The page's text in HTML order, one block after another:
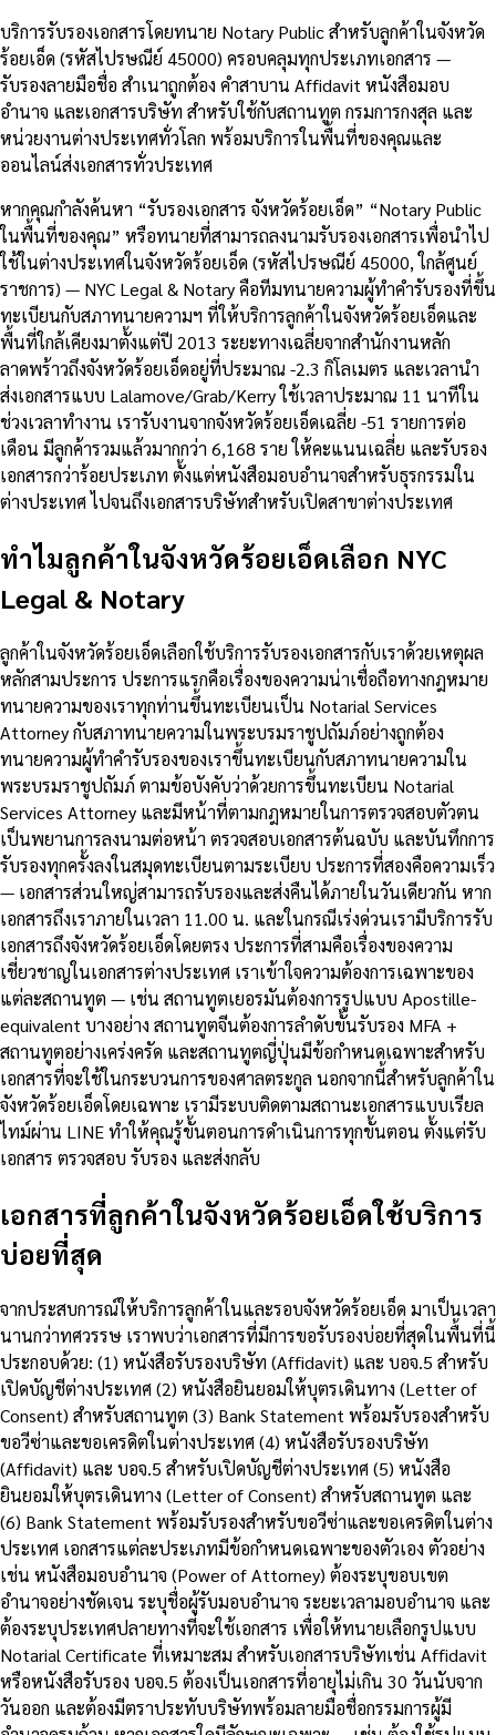
บริการรับรองเอกสารโดยทนาย Notary Public สำหรับลูกค้าในจังหวัด
ร้อยเอ็ด (รหัสไปรษณีย์ 45000) ครอบคลุมทุกประเภทเอกสาร —
รับรองลายมือชื่อ สำเนาถูกต้อง คำสาบาน Affidavit หนังสือมอบ
อำนาจ และเอกสารบริษัท สำหรับใช้กับสถานทูต กรมการกงสุล และ
หน่วยงานต่างประเทศทั่วโลก พร้อมบริการในพื้นที่ของคุณและ
ออนไลน์ส่งเอกสารทั่วประเทศ
หากคุณกำลังค้นหา “รับรองเอกสาร จังหวัดร้อยเอ็ด” “Notary Public
ในพื้นที่ของคุณ” หรือทนายที่สามารถลงนามรับรองเอกสารเพื่อนำไป
ใช้ในต่างประเทศในจังหวัดร้อยเอ็ด (รหัสไปรษณีย์ 45000, ใกล้ศูนย์
ราชการ) — NYC Legal & Notary คือทีมทนายความผู้ทำคำรับรองที่ขึ้น
ทะเบียนกับสภาทนายความฯ ที่ให้บริการลูกค้าในจังหวัดร้อยเอ็ดและ
พื้นที่ใกล้เคียงมาตั้งแต่ปี 2013 ระยะทางเฉลี่ยจากสำนักงานหลัก
ลาดพร้าวถึงจังหวัดร้อยเอ็ดอยู่ที่ประมาณ -2.3 กิโลเมตร และเวลานำ
ส่งเอกสารแบบ Lalamove/Grab/Kerry ใช้เวลาประมาณ 11 นาทีใน
ช่วงเวลาทำงาน เรารับงานจากจังหวัดร้อยเอ็ดเฉลี่ย -51 รายการต่อ
เดือน มีลูกค้ารวมแล้วมากกว่า 6,168 ราย ให้คะแนนเฉลี่ย และรับรอง
เอกสารกว่าร้อยประเภท ตั้งแต่หนังสือมอบอำนาจสำหรับธุรกรรมใน
ต่างประเทศ ไปจนถึงเอกสารบริษัทสำหรับเปิดสาขาต่างประเทศ
ทำไมลูกค้าในจังหวัดร้อยเอ็ดเลือก NYC
Legal & Notary
ลูกค้าในจังหวัดร้อยเอ็ดเลือกใช้บริการรับรองเอกสารกับเราด้วยเหตุผล
หลักสามประการ ประการแรกคือเรื่องของความน่าเชื่อถือทางกฎหมาย
ทนายความของเราทุกท่านขึ้นทะเบียนเป็น Notarial Services
Attorney กับสภาทนายความในพระบรมราชูปถัมภ์อย่างถูกต้อง
ทนายความผู้ทำคำรับรองของเราขึ้นทะเบียนกับสภาทนายความใน
พระบรมราชูปถัมภ์ ตามข้อบังคับว่าด้วยการขึ้นทะเบียน Notarial
Services Attorney และมีหน้าที่ตามกฎหมายในการตรวจสอบตัวตน
เป็นพยานการลงนามต่อหน้า ตรวจสอบเอกสารต้นฉบับ และบันทึกการ
รับรองทุกครั้งลงในสมุดทะเบียนตามระเบียบ ประการที่สองคือความเร็ว
— เอกสารส่วนใหญ่สามารถรับรองและส่งคืนได้ภายในวันเดียวกัน หาก
เอกสารถึงเราภายในเวลา 11.00 น. และในกรณีเร่งด่วนเรามีบริการรับ
เอกสารถึงจังหวัดร้อยเอ็ดโดยตรง ประการที่สามคือเรื่องของความ
เชี่ยวชาญในเอกสารต่างประเทศ เราเข้าใจความต้องการเฉพาะของ
แต่ละสถานทูต — เช่น สถานทูตเยอรมันต้องการรูปแบบ Apostille-
equivalent บางอย่าง สถานทูตจีนต้องการลำดับขั้นรับรอง MFA +
สถานทูตอย่างเคร่งครัด และสถานทูตญี่ปุ่นมีข้อกำหนดเฉพาะสำหรับ
เอกสารที่จะใช้ในกระบวนการของศาลตระกูล นอกจากนี้สำหรับลูกค้าใน
จังหวัดร้อยเอ็ดโดยเฉพาะ เรามีระบบติดตามสถานะเอกสารแบบเรียล
ไทม์ผ่าน LINE ทำให้คุณรู้ขั้นตอนการดำเนินการทุกขั้นตอน ตั้งแต่รับ
เอกสาร ตรวจสอบ รับรอง และส่งกลับ
เอกสารที่ลูกค้าในจังหวัดร้อยเอ็ดใช้บริการ
บ่อยที่สุด
จากประสบการณ์ให้บริการลูกค้าในและรอบจังหวัดร้อยเอ็ด มาเป็นเวลา
นานกว่าทศวรรษ เราพบว่าเอกสารที่มีการขอรับรองบ่อยที่สุดในพื้นที่นี้
ประกอบด้วย: (1) หนังสือรับรองบริษัท (Affidavit) และ บอจ.5 สำหรับ
เปิดบัญชีต่างประเทศ (2) หนังสือยินยอมให้บุตรเดินทาง (Letter of
Consent) สำหรับสถานทูต (3) Bank Statement พร้อมรับรองสำหรับ
ขอวีซ่าและขอเครดิตในต่างประเทศ (4) หนังสือรับรองบริษัท
(Affidavit) และ บอจ.5 สำหรับเปิดบัญชีต่างประเทศ (5) หนังสือ
ยินยอมให้บุตรเดินทาง (Letter of Consent) สำหรับสถานทูต และ
(6) Bank Statement พร้อมรับรองสำหรับขอวีซ่าและขอเครดิตในต่าง
ประเทศ เอกสารแต่ละประเภทมีข้อกำหนดเฉพาะของตัวเอง ตัวอย่าง
เช่น หนังสือมอบอำนาจ (Power of Attorney) ต้องระบุขอบเขต
อำนาจอย่างชัดเจน ระบุชื่อผู้รับมอบอำนาจ ระยะเวลามอบอำนาจ และ
ต้องระบุประเทศปลายทางที่จะใช้เอกสาร เพื่อให้ทนายเลือกรูปแบบ
Notarial Certificate ที่เหมาะสม สำหรับเอกสารบริษัทเช่น Affidavit
หรือหนังสือรับรอง บอจ.5 ต้องเป็นเอกสารที่อายุไม่เกิน 30 วันนับจาก
วันออก และต้องมีตราประทับบริษัทพร้อมลายมือชื่อกรรมการผู้มี